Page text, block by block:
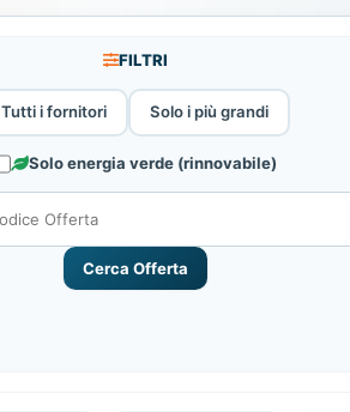
FILTRI
Tutti i fornitori Solo i più grandi
Solo energia verde (rinnovabile)
Cerca Offerta